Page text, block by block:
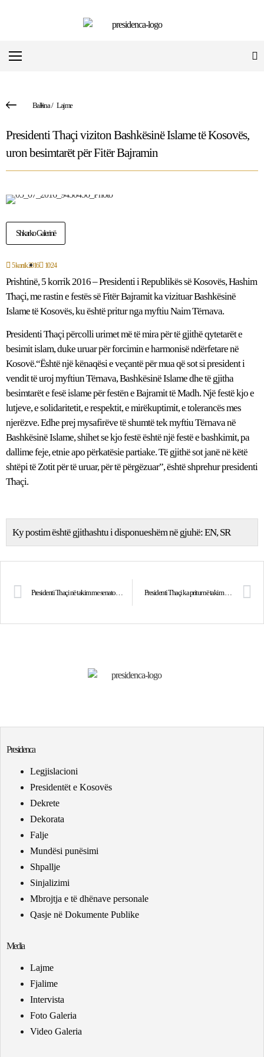
Ballina/ Lajme
Presidenti Thaçi viziton Bashkësinë Islame të Kosovës,
uron besimtarët për Fitër Bajramin
Shkarko Galerinë
5 korrik 2016 10:24
Prishtinë, 5 korrik 2016 – Presidenti i Republikës së Kosovës, Hashim
Thaçi, me rastin e festës së Fitër Bajramit ka vizituar Bashkësinë
Islame të Kosovës, ku është pritur nga myftiu Naim Tërnava.
Presidenti Thaçi përcolli urimet më të mira për të gjithë qytetarët e
besimit islam, duke uruar për forcimin e harmonisë ndërfetare në
Kosovë.“Është një kënaqësi e veçantë për mua që sot si president i
vendit të uroj myftiun Tërnava, Bashkësinë Islame dhe të gjitha
besimtarët e fesë islame për festën e Bajramit të Madh. Një festë kjo e
lutjeve, e solidaritetit, e respektit, e mirëkuptimit, e tolerancës mes
njerëzve. Edhe prej mysafirëve të shumtë tek myftiu Tërnava në
Bashkësinë Islame, shihet se kjo festë është një festë e bashkimit, pa
dallime feje, etnie apo përkatësie partiake. Të gjithë sot janë në këtë
shtëpi të Zotit për të uruar, për të përgëzuar”, është shprehur presidenti
Thaçi.
Ky postim është gjithashtu i disponueshëm në gjuhë:EN SR
Presidenti Thaçi në takim me senatoren amerikane Joni Ernst: Sa më afër të jetë Kosova NATO-s dhe BE-së, aq më pak do të kërcënohet nga ekstremizmi i dhunshëm Presidenti Thaçi ka pritur në takim lamtumirës ambasadorin e Suedisë
Presidenca
Legjislacioni
Presidentët e Kosovës
Dekrete
Dekorata
Falje
Mundësi punësimi
Shpallje
Sinjalizimi
Mbrojtja e të dhënave personale
Qasje në Dokumente Publike
Media
Lajme
Fjalime
Intervista
Foto Galeria
Video Galeria